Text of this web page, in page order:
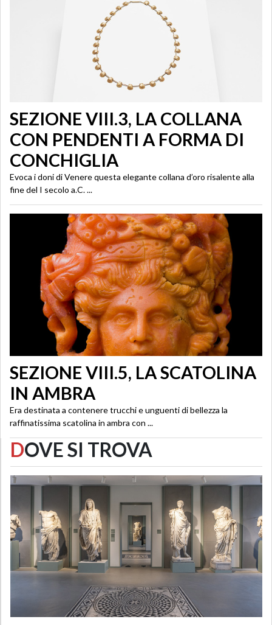
SEZIONE VIII.3, LA COLLANA
CON PENDENTI A FORMA DI
CONCHIGLIA
Evoca i doni di Venere questa elegante collana d’oro risalente alla
fine del I secolo a.C. ...
SEZIONE VIII.5, LA SCATOLINA
IN AMBRA
Era destinata a contenere trucchi e unguenti di bellezza la
raffinatissima scatolina in ambra con ...
DOVE SI TROVA